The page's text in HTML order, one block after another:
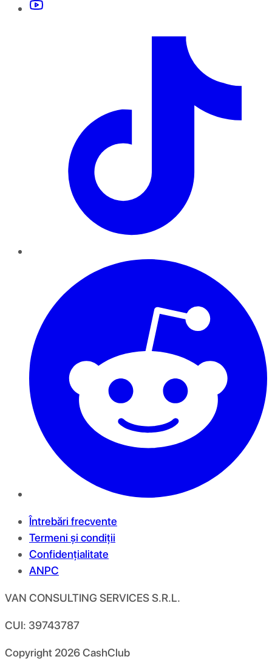
Întrebări frecvente
Termeni și condiții
Confidențialitate
ANPC
VAN CONSULTING SERVICES S.R.L.
CUI: 39743787
Copyright 2026CashClub